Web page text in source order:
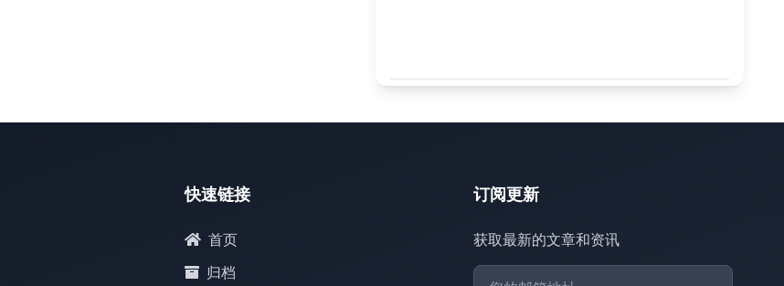
快速链接
首页
归档
订阅更新
获取最新的文章和资讯